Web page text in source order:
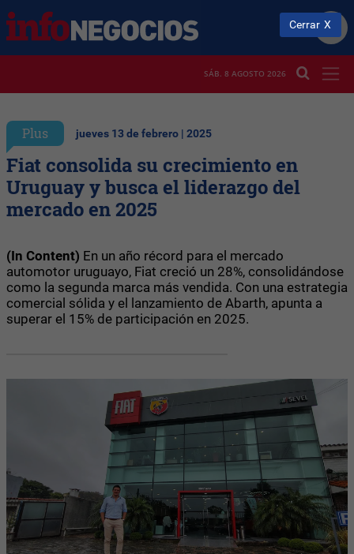
SÁB. 8 AGOSTO 2026
Plus jueves 13 de febrero | 2025
Fiat consolida su crecimiento en
Uruguay y busca el liderazgo del
mercado en 2025
(In Content) En un año récord para el mercado
automotor uruguayo, Fiat creció un 28%, consolidándose
como la segunda marca más vendida. Con una estrategia
comercial sólida y el lanzamiento de Abarth, apunta a
superar el 15% de participación en 2025.
Cerrar